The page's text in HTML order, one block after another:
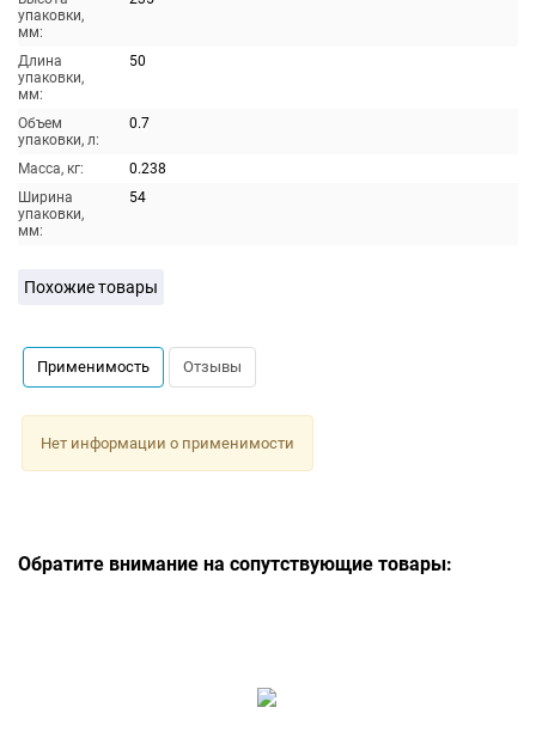
упаковки,
мм:
Длина
упаковки,
мм:
50
Объем
упаковки, л:
0.7
Масса, кг:
0.238
Ширина
упаковки,
мм:
54
Похожие товары
Применимость Отзывы
Нет информации о применимости
Обратите внимание на сопутствующие товары: